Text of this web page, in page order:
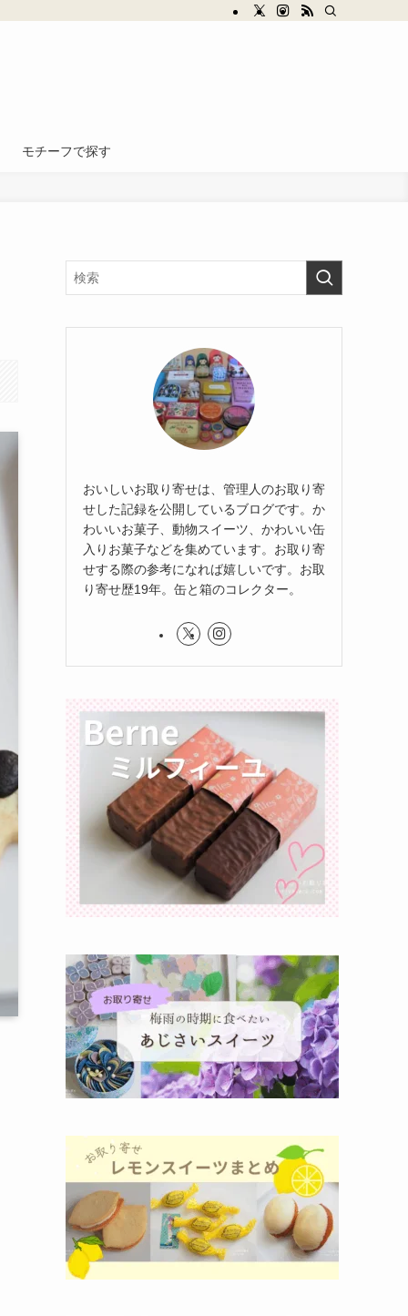
モチーフで探す
おいしいお取り寄せは、管理人のお取り寄
せした記録を公開しているブログです。か
わいいお菓子、動物スイーツ、かわいい缶
入りお菓子などを集めています。お取り寄
せする際の参考になれば嬉しいです。お取
り寄せ歴19年。缶と箱のコレクター。